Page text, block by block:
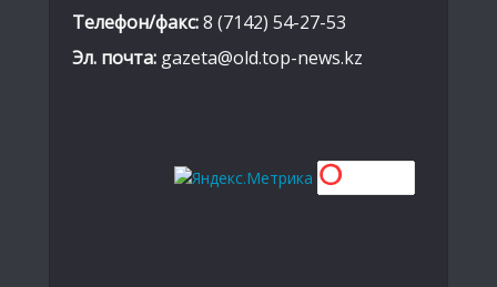
Телефон/факс:8 (7142) 54-27-53
Эл. почта: gazeta@old.top-news.kz